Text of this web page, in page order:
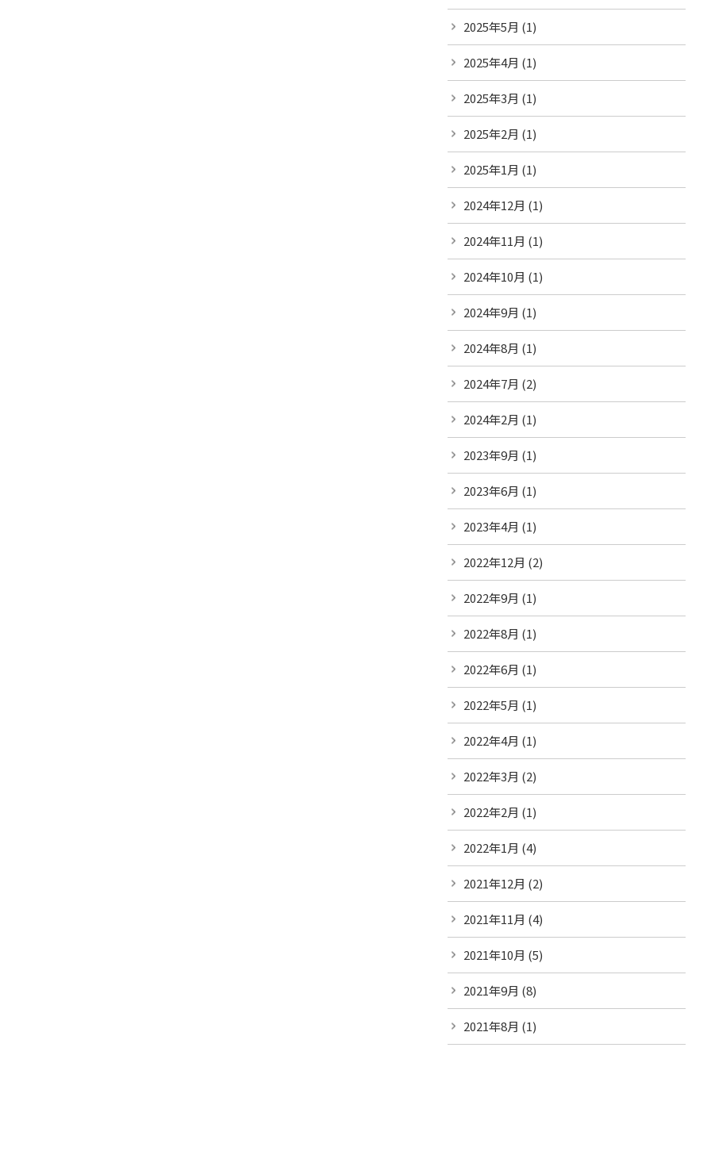
2025年5月 (1)
2025年4月 (1)
2025年3月 (1)
2025年2月 (1)
2025年1月 (1)
2024年12月 (1)
2024年11月 (1)
2024年10月 (1)
2024年9月 (1)
2024年8月 (1)
2024年7月 (2)
2024年2月 (1)
2023年9月 (1)
2023年6月 (1)
2023年4月 (1)
2022年12月 (2)
2022年9月 (1)
2022年8月 (1)
2022年6月 (1)
2022年5月 (1)
2022年4月 (1)
2022年3月 (2)
2022年2月 (1)
2022年1月 (4)
2021年12月 (2)
2021年11月 (4)
2021年10月 (5)
2021年9月 (8)
2021年8月 (1)